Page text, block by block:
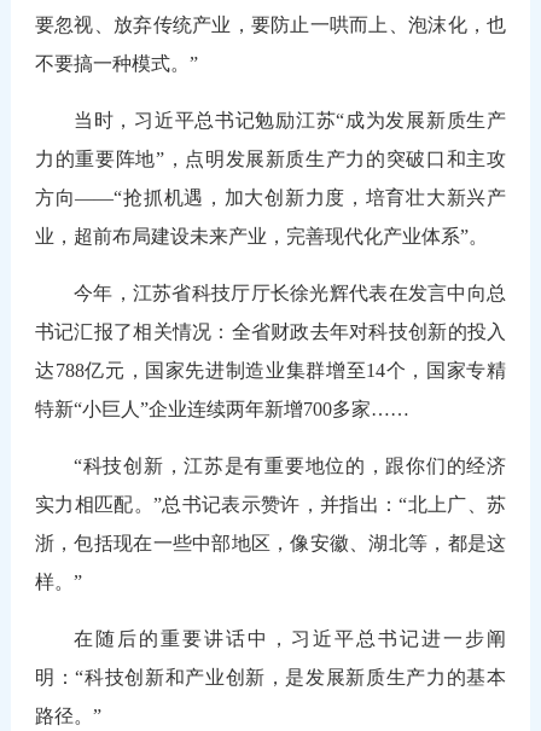
要忽视、放弃传统产业，要防止一哄而上、泡沫化，也
不要搞一种模式。”
当时，习近平总书记勉励江苏“成为发展新质生产
力的重要阵地”，点明发展新质生产力的突破口和主攻
方向——“抢抓机遇，加大创新力度，培育壮大新兴产
业，超前布局建设未来产业，完善现代化产业体系”。
今年，江苏省科技厅厅长徐光辉代表在发言中向总
书记汇报了相关情况：全省财政去年对科技创新的投入
达788亿元，国家先进制造业集群增至14个，国家专精
特新“小巨人”企业连续两年新增700多家……
“科技创新，江苏是有重要地位的，跟你们的经济
实力相匹配。”总书记表示赞许，并指出：“北上广、苏
浙，包括现在一些中部地区，像安徽、湖北等，都是这
样。”
在随后的重要讲话中，习近平总书记进一步阐
明：“科技创新和产业创新，是发展新质生产力的基本
路径。”